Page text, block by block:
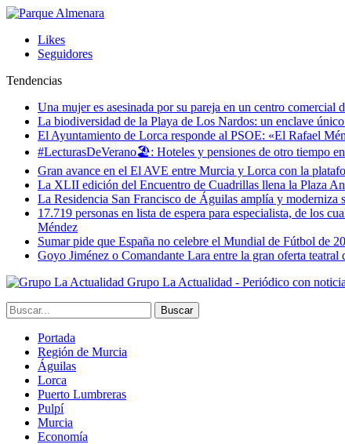
Likes
Seguidores
Tendencias
Una mujer es asesinada por su pareja en un centro comercial
La biodiversidad de la Playa de Los Nardos: un enclave
El Ayuntamiento de Lorca responde al PSOE: «El Rafael
#LecturasDeVerano🏖: Hoteles y pensiones de otro tiempo
Gran avance en el El AVE entre Murcia y Lorca con la
La XLII edición del Encuentro de Cuadrillas llena la Plaza
La Residencia San Francisco de Águilas amplía y moderniza
17.719 personas en lista de espera para especialista, de los
Méndez
Sumar pide que España no celebre el Mundial de Fútbol de
Goyo Jiménez o Comandante Lara entre la gran oferta
Grupo La Actualidad - Periódico con
Portada
Región de Murcia
Águilas
Lorca
Puerto Lumbreras
Pulpí
Murcia
Economía